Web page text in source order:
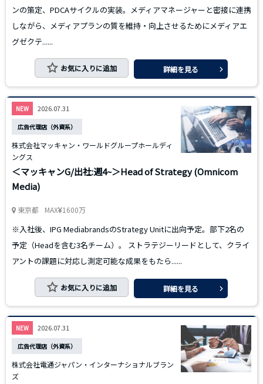
ンの策定、PDCAサイクルの実装。メディアマネージャーと密接に連携
しながら、メディアプランの質を維持・向上させるためにメディアエ
グゼクテ......
お気に入りに追加 詳細を見る
NEW 2026.07.31
広告代理店（外資系）
株式会社マッキャン・ワールドグループホールディ
ングス
＜マッキャンG/出社:週4~＞Head of Strategy (Omnicom
Media)
東京都 MAX 1600万
※入社後、IPG MediabrandsのStrategy Unitに出向予定。部下2名の
予定（Headを含む3名チーム）。 ストラテジーリードとして、クライ
アントの課題に対応し測定可能な成果をもたら......
お気に入りに追加 詳細を見る
NEW 2026.07.31
広告代理店（外資系）
株式会社電通ジャパン・インターナショナルブラン
ズ